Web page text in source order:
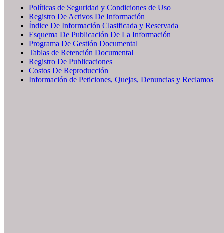
Políticas de Seguridad y Condiciones de Uso
Registro De Activos De Información
Índice De Información Clasificada y Reservada
Esquema De Publicación De La Información
Programa De Gestión Documental
Tablas de Retención Documental
Registro De Publicaciones
Costos De Reproducción
Información de Peticiones, Quejas, Denuncias y Reclamos